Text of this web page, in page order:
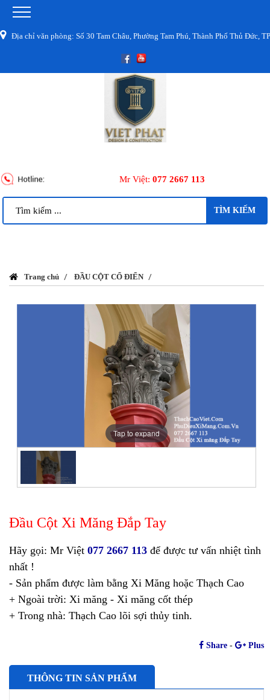
văn phòng: Số 30 Tam Châu, Phường Tam Phú, Thành Phố Thủ Đức, TPHCM
Mr Việt: 077 2667 113
TÌM KIẾM
Trang chủ ĐẦU CỘT CỔ ĐIỂN
Tap to expand
Đầu Cột Xi Măng Đắp Tay
Hãy gọi: Mr Việt 077 2667 113 để được tư vấn nhiệt tình
nhất !
- Sản phẩm được làm bằng Xi Măng hoặc Thạch Cao
+ Ngoài trời: Xi măng - Xi măng cốt thép
+ Trong nhà: Thạch Cao lõi sợi thủy tinh.
Share - Plus
THÔNG TIN SẢN PHẨM